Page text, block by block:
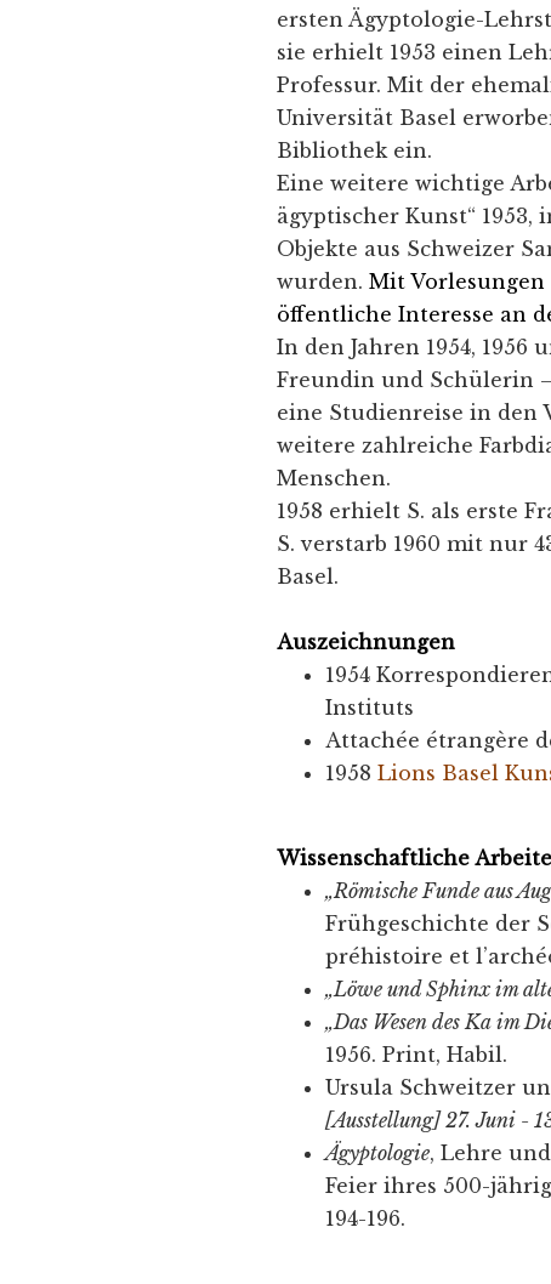
ersten Ägyptologie-
sie erhielt 1953 einen
Professur. Mit der
Universität Basel
Bibliothek ein.
Eine weitere wichtige
ägyptischer Kunst“
Objekte aus Schweizer
wurden.Mit Vorlesungen
öffentliche Interesse an
In den Jahren 1954, 1956
Freundin und Schülerin
eine Studienreise in den
weitere zahlreiche
Menschen.
1958 erhielt S. als erste
S. verstarb 1960 mit nur
Basel.
Auszeichnungen
1954
Instituts
Attachée étrangère
1958Lions Basel
Wissenschaftliche
„Römische Funde aus
Frühgeschichte der
préhistoire et
„Löwe und Sphinx im
„Das Wesen des Ka im
1956. Print, Habil.
Ursula Schweitzer
[Ausstellung] 27. Juni -
Ägyptologie, Lehre
Feier ihres 500-
194-196.